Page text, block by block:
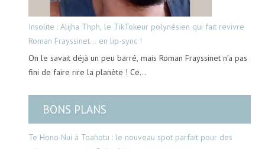
Insolite : Alijha Thph, le TikTokeur polynésien qui fait revivre
Roman Frayssinet… en lip-sync !
On le savait déjà un peu barré, mais Roman Frayssinet n’a pas
fini de faire rire la planète ! Ce…
BONS PLANS
Te Hono Nui à Toahotu : le nouveau spot parfait pour des